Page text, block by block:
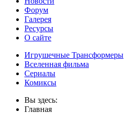
Форум
Галерея
Ресурсы
О сайте
Игрушечные Трансформеры
Вселенная фильма
Сериалы
Комиксы
Вы здесь:
Главная